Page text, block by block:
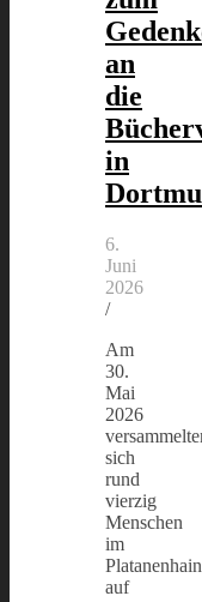
an
die
in
6.
Juni
2026
/
Am
30.
Mai
2026
sich
rund
vierzig
Menschen
im
Platanenhain
auf